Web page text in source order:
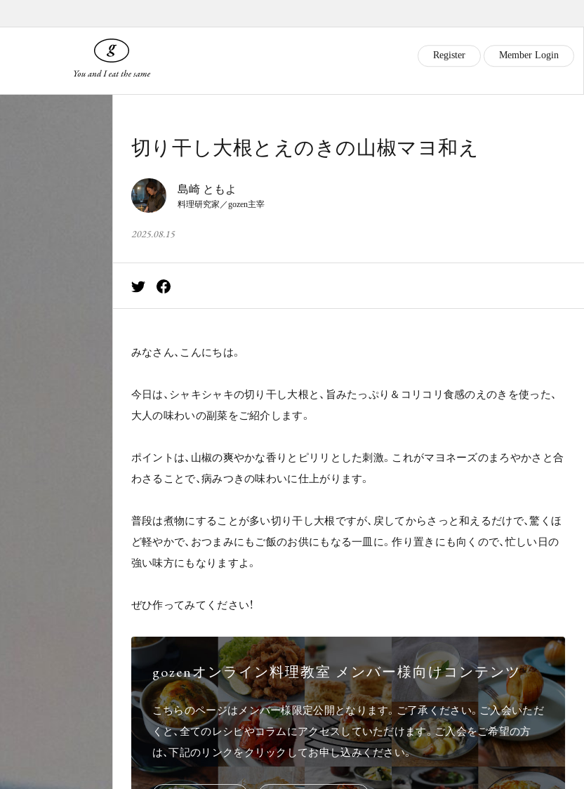
Register Member Login
切り干し大根とえのきの山椒マヨ和え
島崎 ともよ
料理研究家／gozen主宰
2025.08.15
みなさん、こんにちは。
今日は、シャキシャキの切り干し大根と、旨みたっぷり＆コリコリ食感のえのきを使った、
大人の味わいの副菜をご紹介します。
ポイントは、山椒の爽やかな香りとピリリとした刺激。これがマヨネーズのまろやかさと合
わさることで、病みつきの味わいに仕上がります。
普段は煮物にすることが多い切り干し大根ですが、戻してからさっと和えるだけで、驚くほ
ど軽やかで、おつまみにもご飯のお供にもなる一皿に。作り置きにも向くので、忙しい日の
強い味方にもなりますよ。
ぜひ作ってみてください！
gozenオンライン料理教室 メンバー様向けコンテンツ
こちらのページはメンバー様限定公開となります。ご了承ください。ご入会いただ
くと、全てのレシピやコラムにアクセスしていただけます。ご入会をご希望の方
は、下記のリンクをクリックしてお申し込みください。